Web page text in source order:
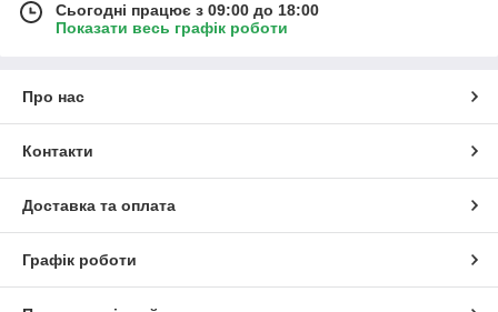
Сьогодні працює з 09:00 до 18:00
Показати весь графік роботи
Про нас
Контакти
Доставка та оплата
Графік роботи